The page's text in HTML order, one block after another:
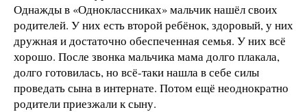
Однажды в «Одноклассниках» мальчик нашёл своих
родителей. У них есть второй ребёнок, здоровый, у них
дружная и достаточно обеспеченная семья. У них всё
хорошо. После звонка мальчика мама долго плакала,
долго готовилась, но всё-таки нашла в себе силы
проведать сына в интернате. Потом ещё неоднократно
родители приезжали к сыну.